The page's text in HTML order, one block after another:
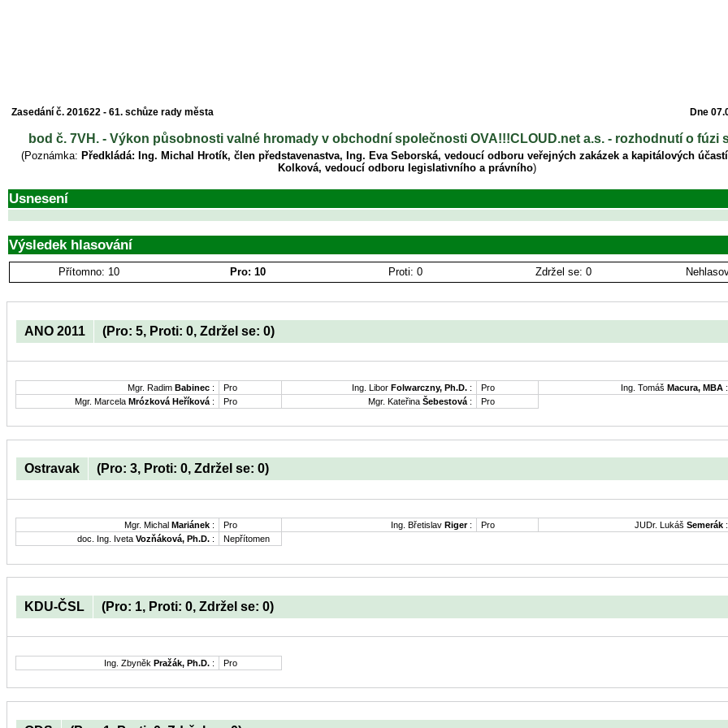
Zasedání č. 201622 - 61. schůze rady města Dne
bod č. 7VH. - Výkon působnosti valné hromady v obchodní společnosti OVA!!!CLOUD.net a.s. - rozhodnutí o fúzi
(Poznámka: Předkládá: Ing. Michal Hrotík, člen představenastva, Ing. Eva Seborská, vedoucí odboru veřejných zakázek a kapitálových
Kolková, vedoucí odboru legislativního a právního)
Usnesení
Výsledek hlasování
Přítomno: 10 Pro: 10 Proti: 0 Zdržel se: 0
ANO 2011 (Pro: 5, Proti: 0, Zdržel se: 0)
Mgr. Radim Babinec : Pro Ing. Libor Folwarczny, Ph.D. : Pro Ing. Tomáš Macura, MBA :
Mgr. Marcela Mrózková Heříková : Pro Mgr. Kateřina Šebestová : Pro
Ostravak (Pro: 3, Proti: 0, Zdržel se: 0)
Mgr. Michal Mariánek : Pro Ing. Břetislav Riger: Pro JUDr. Lukáš Semerák :
doc. Ing. Iveta Vozňáková, Ph.D. : Nepřítomen
KDU-ČSL (Pro: 1, Proti: 0, Zdržel se: 0)
Ing. Zbyněk Pražák, Ph.D. : Pro